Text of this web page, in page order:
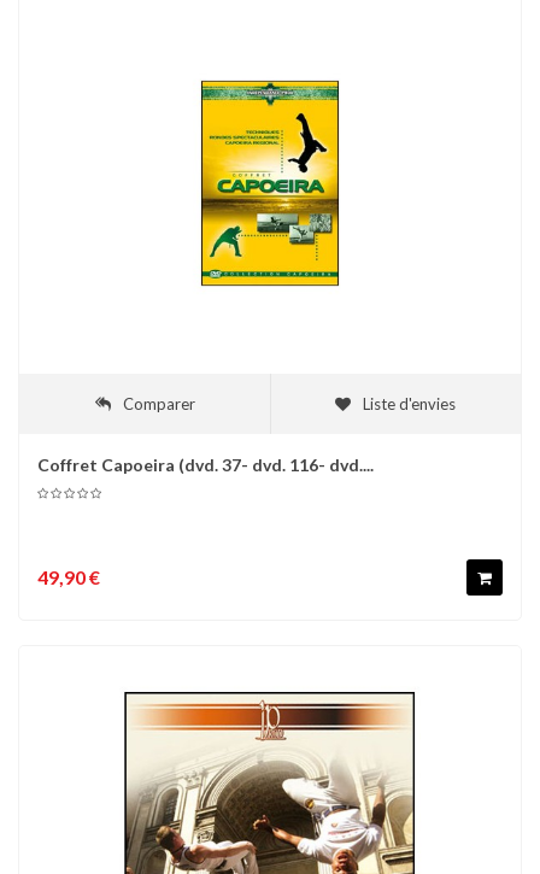
Comparer Liste d'envies
Coffret Capoeira (dvd. 37- dvd. 116- dvd....
49,90 €